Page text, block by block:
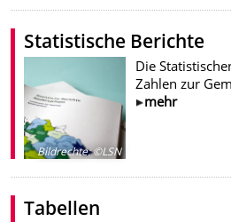
Statistische Berichte
Bildrechte:©LSN
Die
Zahlen zur
mehr
Tabellen